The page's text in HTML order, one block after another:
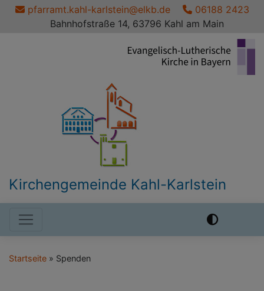
Direktpfarramt.kahl-karlstein@elkb.de
06188 2423
Bahnhofstraße 14, 63796 Kahl am Main
Kirchengemeinde Kahl-Karlstein
Hauptnavigation
Startseite Spenden